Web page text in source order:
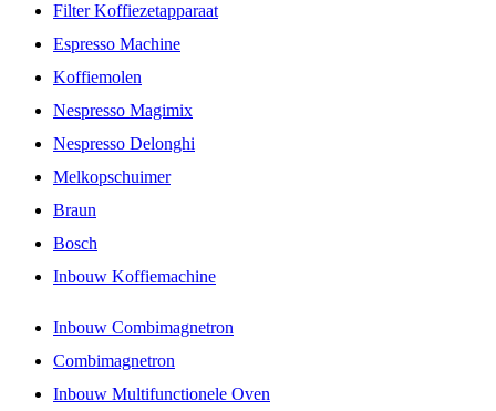
Filter Koffiezetapparaat
Espresso Machine
Koffiemolen
Nespresso Magimix
Nespresso Delonghi
Melkopschuimer
Braun
Bosch
Inbouw Koffiemachine
Inbouw Combimagnetron
Combimagnetron
Inbouw Multifunctionele Oven